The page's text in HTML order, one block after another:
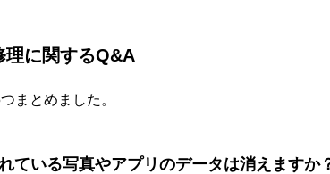
に関するQ&A
まとめました。
ている写真やアプリのデータは消えますか